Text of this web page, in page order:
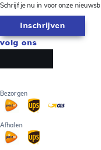
Schrijf je nu in voor onze
Inschrijven
volg ons
Bezorgen
Afhalen